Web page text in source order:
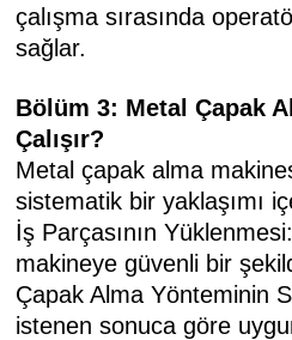
çalışma sırasında
sağlar.
Bölüm 3: Metal Çapak
Çalışır?
Metal çapak alma
sistematik bir yaklaşımı
İş Parçasının
makineye güvenli bir
Çapak Alma Yönteminin
istenen sonuca göre